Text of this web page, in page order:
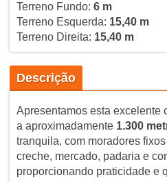
Terreno Fundo: 6 m
Terreno Esquerda: 15,40 m
Terreno Direita: 15,40 m
Descrição
Apresentamos esta excelente
a aproximadamente 1.300
tranquila, com moradores
creche, mercado, padaria e
proporcionando praticidade e